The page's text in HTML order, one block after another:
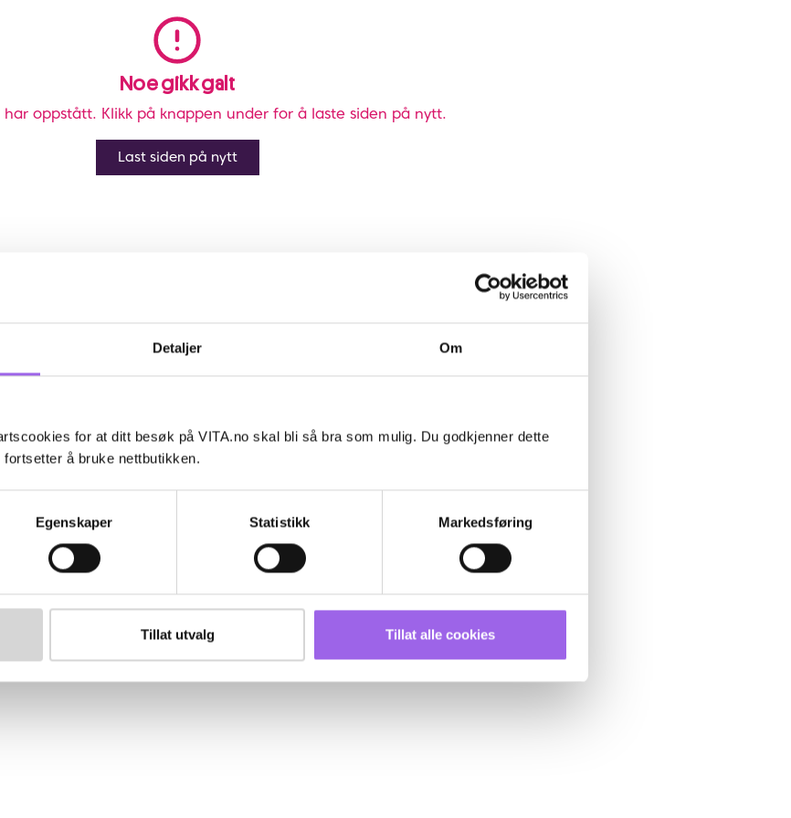
Detaljer Om
for at ditt besøk på VITA.no skal bli så bra som mulig. Du godkjenner dette
å bruke nettbutikken.
Egenskaper Statistikk Markedsføring
Tillat utvalg Tillat alle cookies
Noe gikk galt
har oppstått. Klikk på knappen under for å laste siden på nytt.
Last siden på nytt